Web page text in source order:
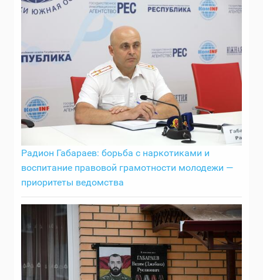
Радион Габараев: борьба с наркотиками и
воспитание правовой грамотности молодежи —
приоритеты ведомства